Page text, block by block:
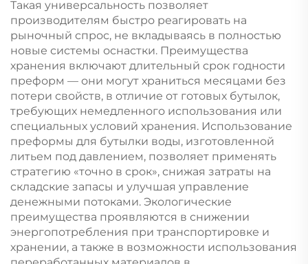
Такая универсальность позволяет
производителям быстро реагировать на
рыночный спрос, не вкладываясь в полностью
новые системы оснастки. Преимущества
хранения включают длительный срок годности
преформ — они могут храниться месяцами без
потери свойств, в отличие от готовых бутылок,
требующих немедленного использования или
специальных условий хранения. Использование
преформы для бутылки воды, изготовленной
литьем под давлением, позволяет применять
стратегию «точно в срок», снижая затраты на
складские запасы и улучшая управление
денежными потоками. Экологические
преимущества проявляются в снижении
энергопотребления при транспортировке и
хранении, а также в возможности использования